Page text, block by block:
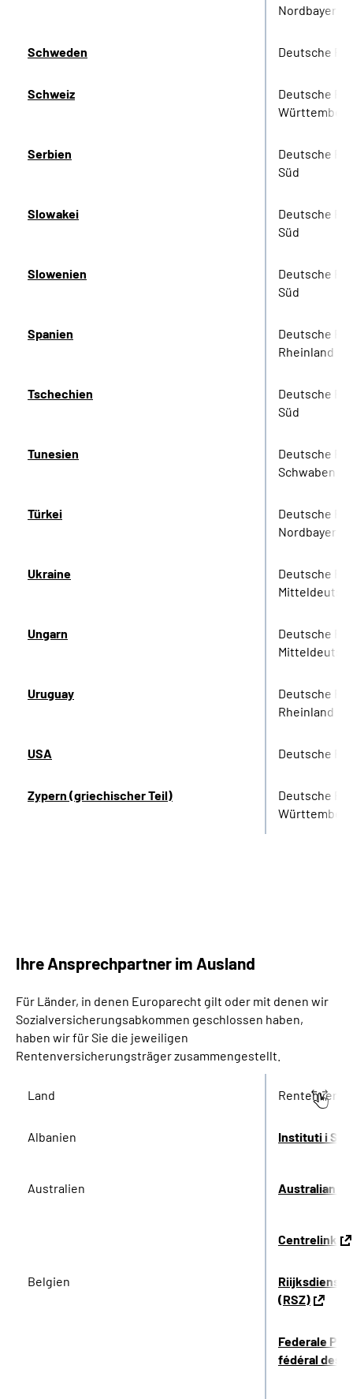
Nordbayern
Schweden Deutsche
Schweiz
Deutsche
Württemberg
Serbien
Deutsche
Süd
Slowakei
Deutsche
Süd
Slowenien
Deutsche
Süd
Spanien
Deutsche
Rheinland
Tschechien
Deutsche
Süd
Tunesien
Deutsche
Schwaben
Türkei
Deutsche
Nordbayern
Ukraine
Deutsche
Ungarn
Deutsche
Uruguay
Deutsche
Rheinland
USA Deutsche
Zypern (griechischer Teil)
Deutsche
Württemberg
Ihre Ansprechpartner im Ausland
Für Länder, in denen Europarecht gilt oder mit denen wir
Sozialversicherungsabkommen geschlossen haben,
haben wir für Sie die jeweiligen
Rentenversicherungsträger zusammengestellt.
Land
Albanien Instituti i
Australien Australian
Centrelink
Belgien
Riijksdienst
(RSZ)
Federale
fédéral des